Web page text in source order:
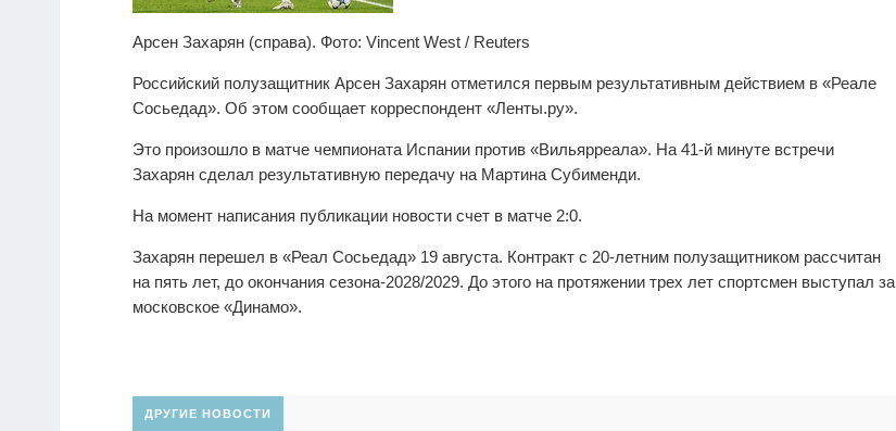
Арсен Захарян (справа). Фото: Vincent West / Reuters
Российский полузащитник Арсен Захарян отметился первым результативным действием в «Реале
Сосьедад». Об этом сообщает корреспондент «Ленты.ру».
Это произошло в матче чемпионата Испании против «Вильярреала». На 41-й минуте встречи
Захарян сделал результативную передачу на Мартина Субименди.
На момент написания публикации новости счет в матче 2:0.
Захарян перешел в «Реал Сосьедад» 19 августа. Контракт с 20-летним полузащитником рассчитан
на пять лет, до окончания сезона-2028/2029. До этого на протяжении трех лет спортсмен выступал за
московское «Динамо».
ДРУГИЕ НОВОСТИ